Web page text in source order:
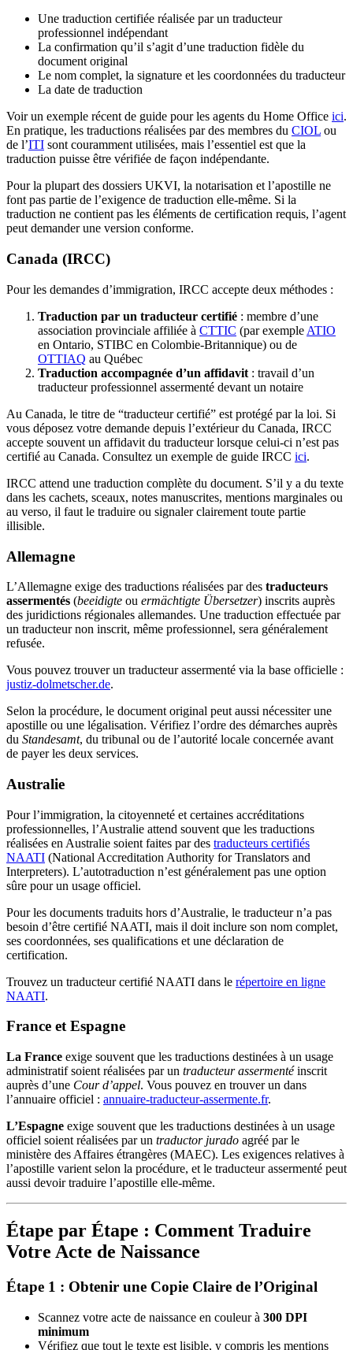
Une traduction certifiée réalisée par un traducteur
professionnel indépendant
La confirmation qu’il s’agit d’une traduction fidèle du
document original
Le nom complet, la signature et les coordonnées du traducteur
La date de traduction
Voir un exemple récent de guide pour les agents du Home Office ici.
En pratique, les traductions réalisées par des membres du CIOL ou
de l’ITI sont couramment utilisées, mais l’essentiel est que la
traduction puisse être vérifiée de façon indépendante.
Pour la plupart des dossiers UKVI, la notarisation et l’apostille ne
font pas partie de l’exigence de traduction elle-même. Si la
traduction ne contient pas les éléments de certification requis, l’agent
peut demander une version conforme.
Canada (IRCC)
Pour les demandes d’immigration, IRCC accepte deux méthodes :
Traduction par un traducteur certifié : membre d’une
association provinciale affiliée à CTTIC (par exemple ATIO
en Ontario, STIBC en Colombie-Britannique) ou de
OTTIAQ au Québec
Traduction accompagnée d’un affidavit : travail d’un
traducteur professionnel assermenté devant un notaire
Au Canada, le titre de “traducteur certifié” est protégé par la loi. Si
vous déposez votre demande depuis l’extérieur du Canada, IRCC
accepte souvent un affidavit du traducteur lorsque celui-ci n’est pas
certifié au Canada. Consultez un exemple de guide IRCC ici.
IRCC attend une traduction complète du document. S’il y a du texte
dans les cachets, sceaux, notes manuscrites, mentions marginales ou
au verso, il faut le traduire ou signaler clairement toute partie
illisible.
Allemagne
L’Allemagne exige des traductions réalisées par des traducteurs
assermentés (beeidigte ou ermächtigte Übersetzer) inscrits auprès
des juridictions régionales allemandes. Une traduction effectuée par
un traducteur non inscrit, même professionnel, sera généralement
refusée.
Vous pouvez trouver un traducteur assermenté via la base officielle :
justiz-dolmetscher.de.
Selon la procédure, le document original peut aussi nécessiter une
apostille ou une légalisation. Vérifiez l’ordre des démarches auprès
du Standesamt, du tribunal ou de l’autorité locale concernée avant
de payer les deux services.
Australie
Pour l’immigration, la citoyenneté et certaines accréditations
professionnelles, l’Australie attend souvent que les traductions
réalisées en Australie soient faites par des traducteurs certifiés
NAATI (National Accreditation Authority for Translators and
Interpreters). L’autotraduction n’est généralement pas une option
sûre pour un usage officiel.
Pour les documents traduits hors d’Australie, le traducteur n’a pas
besoin d’être certifié NAATI, mais il doit inclure son nom complet,
ses coordonnées, ses qualifications et une déclaration de
certification.
Trouvez un traducteur certifié NAATI dans le répertoire en ligne
NAATI.
France et Espagne
La France exige souvent que les traductions destinées à un usage
administratif soient réalisées par un traducteur assermentéinscrit
auprès d’une Cour d’appel. Vous pouvez en trouver un dans
l’annuaire officiel : annuaire-traducteur-assermente.fr.
L’Espagne exige souvent que les traductions destinées à un usage
officiel soient réalisées par un traductor jurado agréé par le
ministère des Affaires étrangères (MAEC). Les exigences relatives à
l’apostille varient selon la procédure, et le traducteur assermenté peut
aussi devoir traduire l’apostille elle-même.
Étape par Étape : Comment Traduire
Votre Acte de Naissance
Étape 1 : Obtenir une Copie Claire de l’Original
Scannez votre acte de naissance en couleur à 300 DPI
minimum
Vérifiez que tout le texte est lisible, y compris les mentions